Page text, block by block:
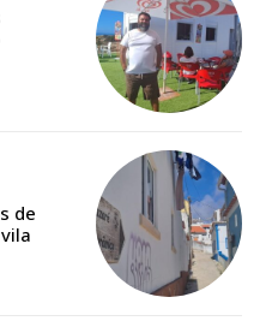
e ajude-nos a manter este serviço
os conteúdos exclusivos e versões
de